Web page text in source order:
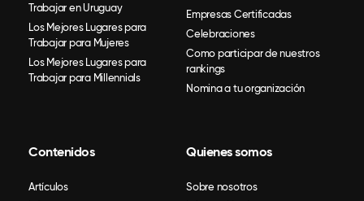
Trabajar en Uruguay
Los Mejores Lugares para
Trabajar para Mujeres
Los Mejores Lugares para
Trabajar para Millennials
Empresas Certificadas
Celebraciones
Como participar de nuestros
rankings
Nomina a tu organización
Contenidos
Artículos
Quienes somos
Sobre nosotros